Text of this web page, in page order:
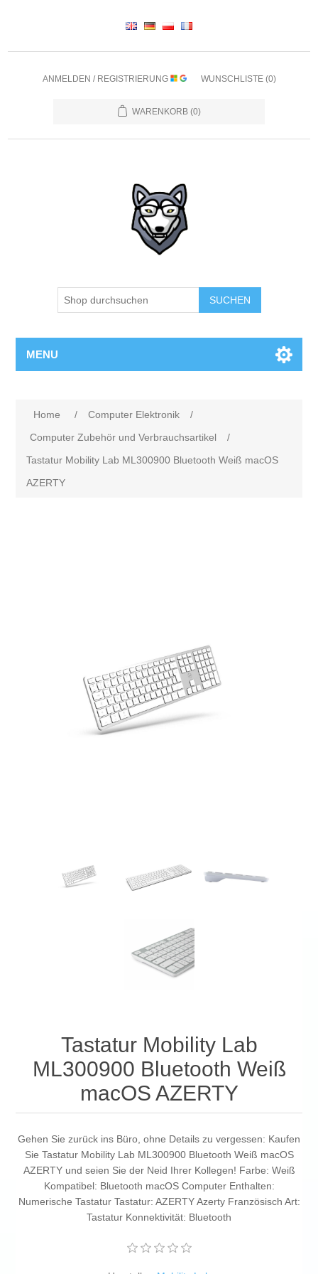
ANMELDEN / REGISTRIERUNG WUNSCHLISTE (0)
WARENKORB (0)
SUCHEN
MENU
Home / Computer Elektronik
/
Computer Zubehör und Verbrauchsartikel
/
Tastatur Mobility Lab ML300900 Bluetooth Weiß macOS
AZERTY
Tastatur Mobility Lab
ML300900 Bluetooth Weiß
macOS AZERTY
Gehen Sie zurück ins Büro, ohne Details zu vergessen: Kaufen
Sie Tastatur Mobility Lab ML300900 Bluetooth Weiß macOS
AZERTY und seien Sie der Neid Ihrer Kollegen! Farbe: Weiß
Kompatibel: Bluetooth macOS Computer Enthalten:
Numerische Tastatur Tastatur: AZERTY Azerty Französisch Art:
Tastatur Konnektivität: Bluetooth